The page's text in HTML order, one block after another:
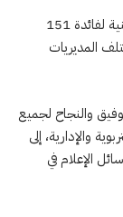
كما تم تأهيل 4 مراكز للامتحان داخل مؤسسات سجنية لفائدة 151
بمختلف المديريات
والنجاح لجميع
والإدارية، إلى
الإعلام في